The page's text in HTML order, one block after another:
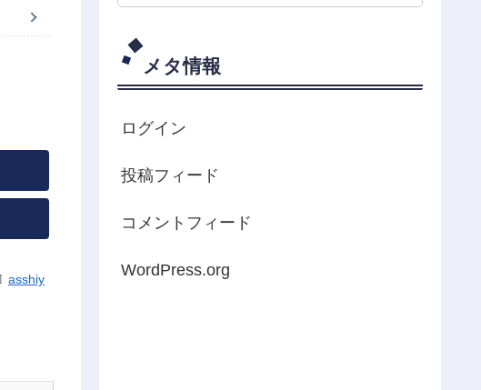
asshiy
メタ情報
ログイン
投稿フィード
コメントフィード
WordPress.org